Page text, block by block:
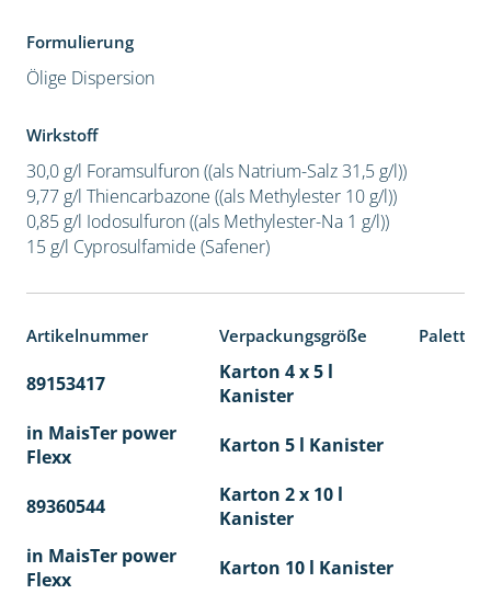
Formulierung
Ölige Dispersion
Wirkstoff
30,0 g/l Foramsulfuron ((als Natrium-Salz 31,5 g/l))
9,77 g/l Thiencarbazone ((als Methylester 10 g/l))
0,85 g/l Iodosulfuron ((als Methylester-Na 1 g/l))
15 g/l Cyprosulfamide (Safener)
Artikelnummer Verpackungsgröße
89153417
Karton 4 x 5 l
Kanister
in MaisTer power
Flexx
Karton 5 l Kanister
89360544
Karton 2 x 10 l
Kanister
in MaisTer power
Flexx
Karton 10 l Kanister